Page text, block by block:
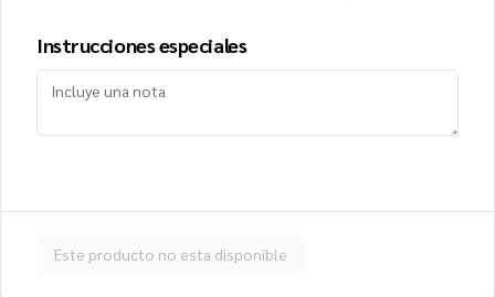
ahumado, alcaparras, palmitos y crema
$17.800
Instrucciones especiales
Este producto no esta disponible